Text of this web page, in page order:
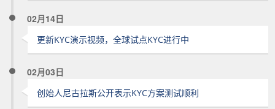
02月14日
更新KYC演示视频，全球试点KYC进行中
02月03日
创始人尼古拉斯公开表示KYC方案测试顺利